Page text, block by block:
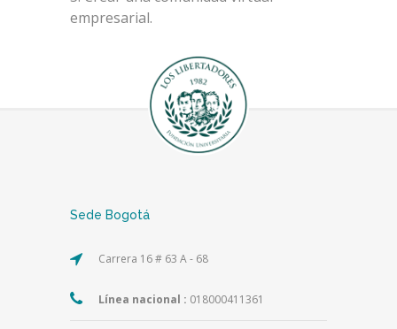
empresarial.
Sede Bogotá
Carrera 16 # 63 A - 68
Línea nacional : 018000411361